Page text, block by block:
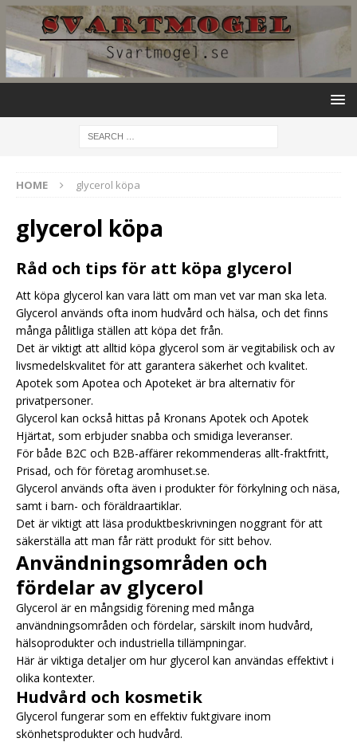
HOME glycerol köpa
glycerol köpa
Råd och tips för att köpa glycerol
Att köpa glycerol kan vara lätt om man vet var man ska leta.
Glycerol används ofta inom hudvård och hälsa, och det finns
många pålitliga ställen att köpa det från.
Det är viktigt att alltid köpa glycerol som är vegitabilisk och av
livsmedelskvalitet för att garantera säkerhet och kvalitet.
Apotek som Apotea och Apoteket är bra alternativ för
privatpersoner.
Glycerol kan också hittas på Kronans Apotek och Apotek
Hjärtat, som erbjuder snabba och smidiga leveranser.
För både B2C och B2B-affärer rekommenderas allt-fraktfritt,
Prisad, och för företag aromhuset.se.
Glycerol används ofta även i produkter för förkylning och näsa,
samt i barn- och föräldraartiklar.
Det är viktigt att läsa produktbeskrivningen noggrant för att
säkerställa att man får rätt produkt för sitt behov.
Användningsområden och
fördelar av glycerol
Glycerol är en mångsidig förening med många
användningsområden och fördelar, särskilt inom hudvård,
hälsoprodukter och industriella tillämpningar.
Här är viktiga detaljer om hur glycerol kan användas effektivt i
olika kontexter.
Hudvård och kosmetik
Glycerol fungerar som en effektiv fuktgivare inom
skönhetsprodukter och hudvård.